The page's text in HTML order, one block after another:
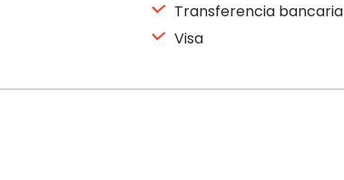
Transferencia bancaria
Visa